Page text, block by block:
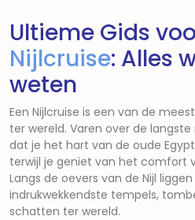
Ultieme Gids
Nijlcruise: Alles
weten
Een Nijlcruise is een van de
ter wereld. Varen over de
dat je het hart van de oude
terwijl je geniet van het comfort
Langs de oevers van de Nijl
indrukwekkendste tempels,
schatten ter wereld.